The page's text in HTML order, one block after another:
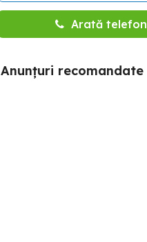
Arată telefon
Anunțuri recomandate